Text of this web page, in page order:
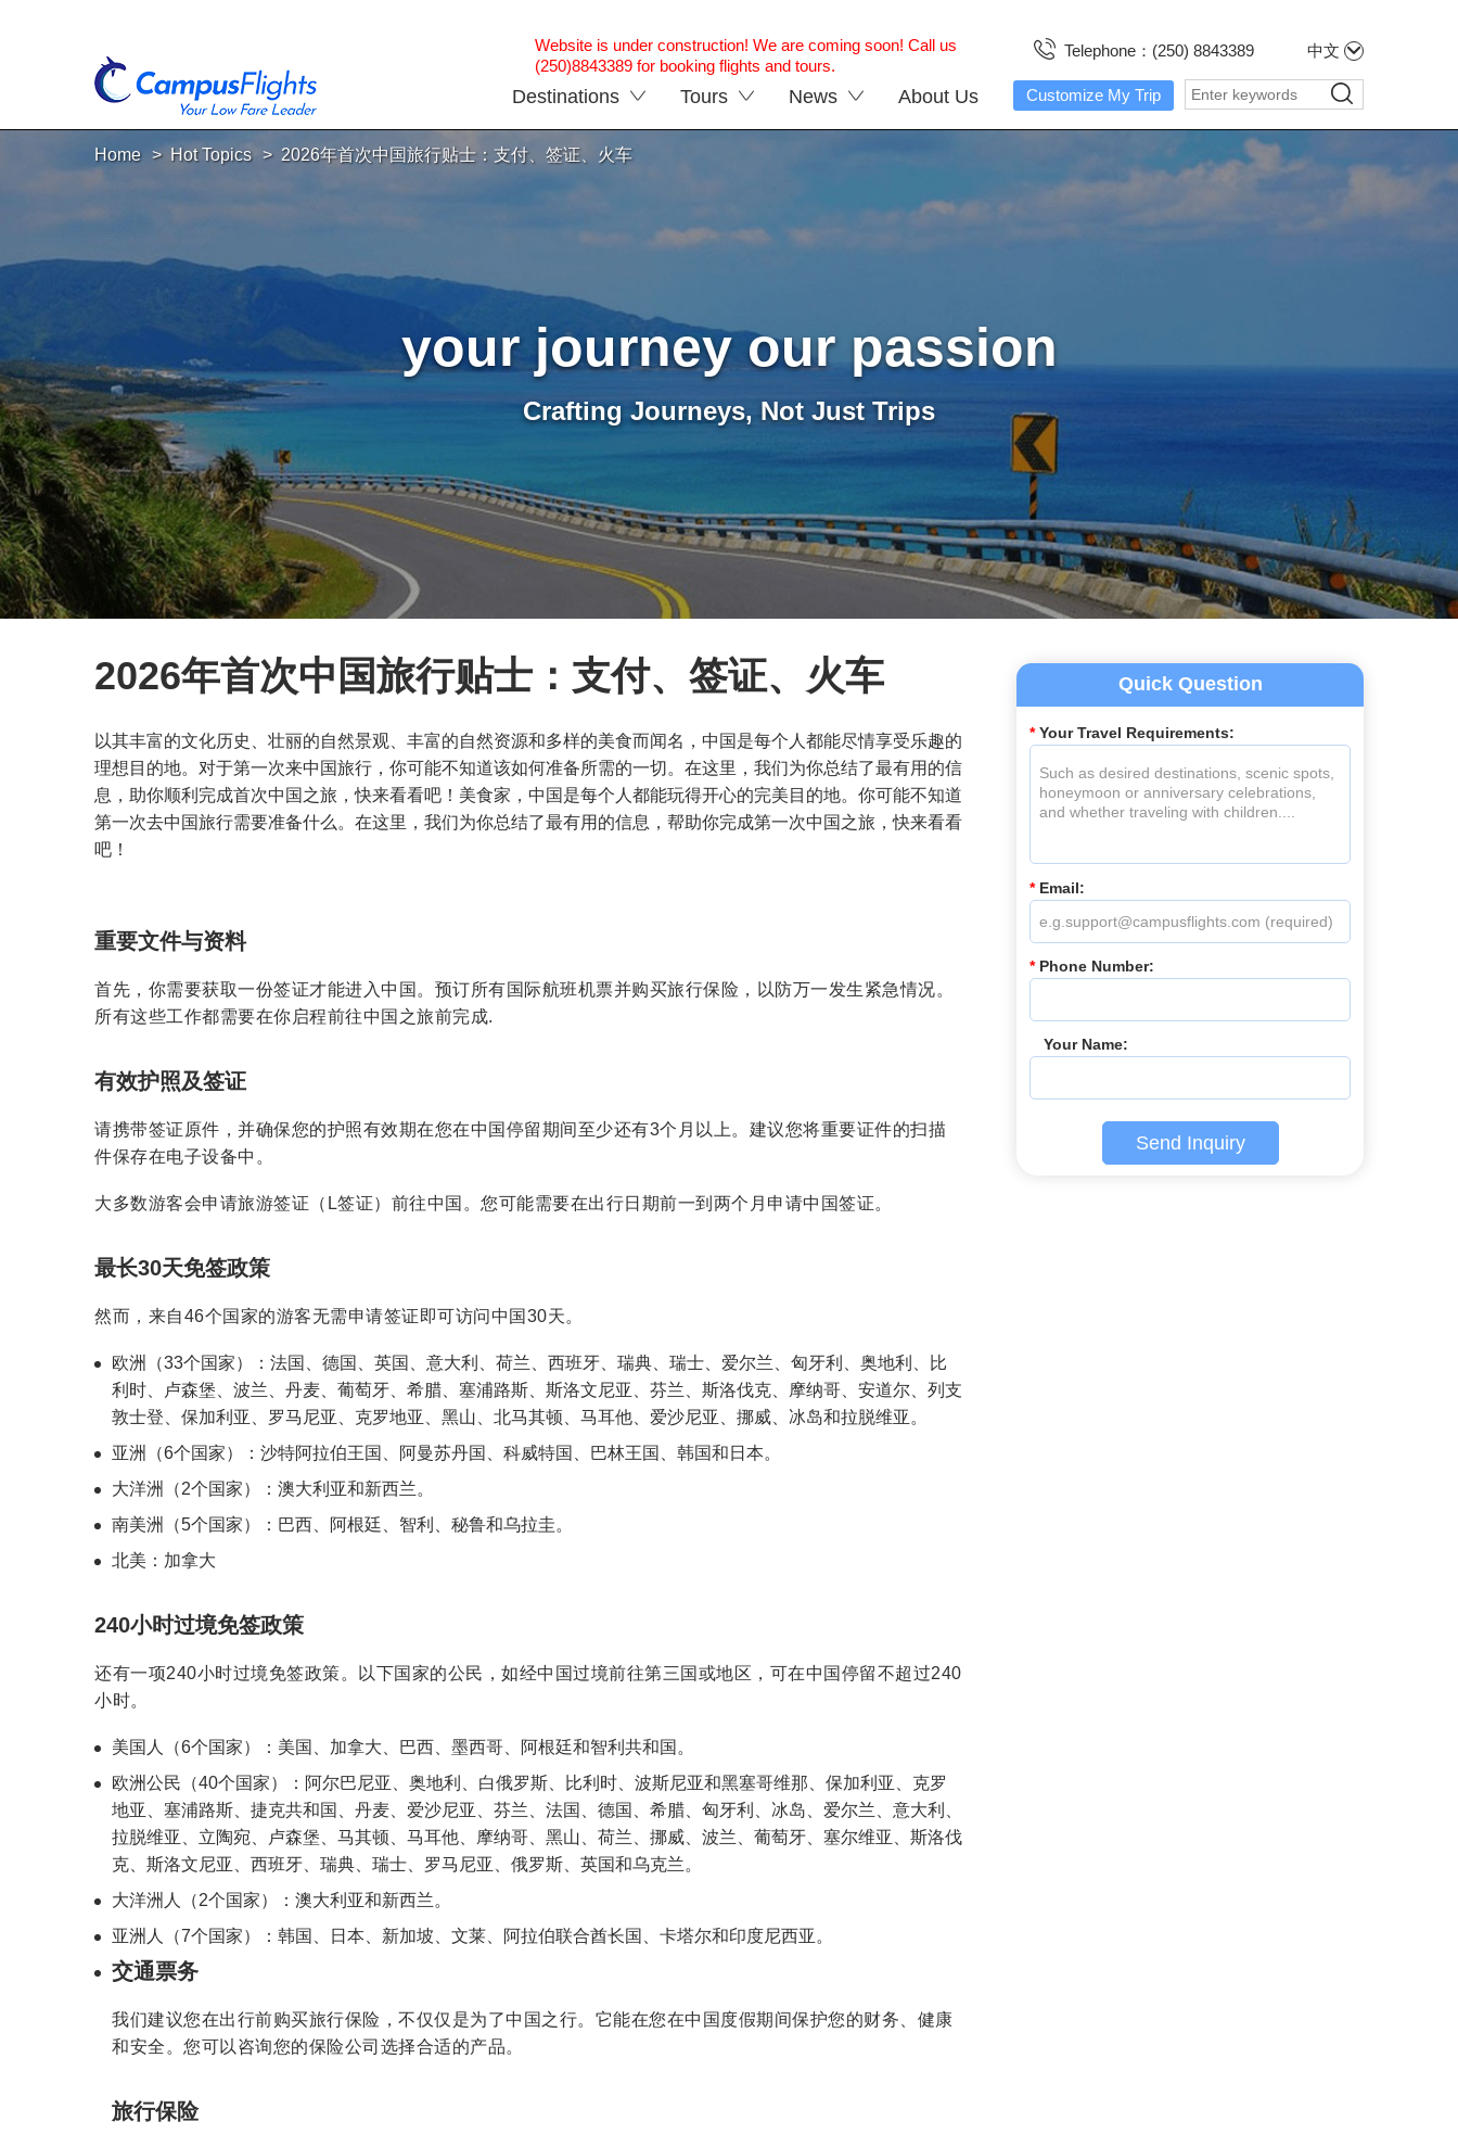
Website is under construction! We are coming soon! Call us
(250)8843389 for booking flights and tours.
Telephone：(250) 8843389 中文
Destinations Tours News About Us Customize My Trip
Home Hot Topics 2026年首次中国旅行贴士：支付、签证、火车
your journey our passion
Crafting Journeys, Not Just Trips
2026年首次中国旅行贴士：支付、签证、火车
以其丰富的文化历史、壮丽的自然景观、丰富的自然资源和多样的美食而闻名，中国是每个人都能尽情享受乐趣的
理想目的地。对于第一次来中国旅行，你可能不知道该如何准备所需的一切。在这里，我们为你总结了最有用的信
息，助你顺利完成首次中国之旅，快来看看吧！美食家，中国是每个人都能玩得开心的完美目的地。你可能不知道
第一次去中国旅行需要准备什么。在这里，我们为你总结了最有用的信息，帮助你完成第一次中国之旅，快来看看
吧！
重要文件与资料
首先，你需要获取一份签证才能进入中国。预订所有国际航班机票并购买旅行保险，以防万一发生紧急情况。
所有这些工作都需要在你启程前往中国之旅前完成.
有效护照及签证
请携带签证原件，并确保您的护照有效期在您在中国停留期间至少还有3个月以上。建议您将重要证件的扫描
件保存在电子设备中。
大多数游客会申请旅游签证（L签证）前往中国。您可能需要在出行日期前一到两个月申请中国签证。
最长30天免签政策
然而，来自46个国家的游客无需申请签证即可访问中国30天。
欧洲（33个国家）：法国、德国、英国、意大利、荷兰、西班牙、瑞典、瑞士、爱尔兰、匈牙利、奥地利、比
利时、卢森堡、波兰、丹麦、葡萄牙、希腊、塞浦路斯、斯洛文尼亚、芬兰、斯洛伐克、摩纳哥、安道尔、列支
敦士登、保加利亚、罗马尼亚、克罗地亚、黑山、北马其顿、马耳他、爱沙尼亚、挪威、冰岛和拉脱维亚。
亚洲（6个国家）：沙特阿拉伯王国、阿曼苏丹国、科威特国、巴林王国、韩国和日本。
大洋洲（2个国家）：澳大利亚和新西兰。
南美洲（5个国家）：巴西、阿根廷、智利、秘鲁和乌拉圭。
北美：加拿大
240小时过境免签政策
还有一项240小时过境免签政策。以下国家的公民，如经中国过境前往第三国或地区，可在中国停留不超过240
小时。
美国人（6个国家）：美国、加拿大、巴西、墨西哥、阿根廷和智利共和国。
欧洲公民（40个国家）：阿尔巴尼亚、奥地利、白俄罗斯、比利时、波斯尼亚和黑塞哥维那、保加利亚、克罗
地亚、塞浦路斯、捷克共和国、丹麦、爱沙尼亚、芬兰、法国、德国、希腊、匈牙利、冰岛、爱尔兰、意大利、
拉脱维亚、立陶宛、卢森堡、马其顿、马耳他、摩纳哥、黑山、荷兰、挪威、波兰、葡萄牙、塞尔维亚、斯洛伐
克、斯洛文尼亚、西班牙、瑞典、瑞士、罗马尼亚、俄罗斯、英国和乌克兰。
大洋洲人（2个国家）：澳大利亚和新西兰。
亚洲人（7个国家）：韩国、日本、新加坡、文莱、阿拉伯联合酋长国、卡塔尔和印度尼西亚。
交通票务
我们建议您在出行前购买旅行保险，不仅仅是为了中国之行。它能在您在中国度假期间保护您的财务、健康
和安全。您可以咨询您的保险公司选择合适的产品。
旅行保险
Quick Question
*Your Travel Requirements:
*Email:
*Phone Number:
Your Name:
Send Inquiry